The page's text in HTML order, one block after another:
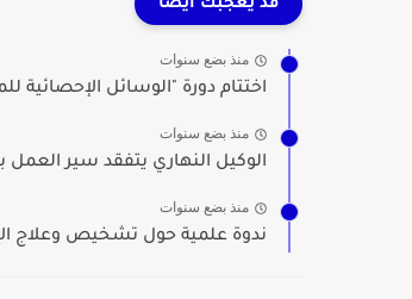
قد يعجبك ايضا
منذ بضع سنوات
اختتام دورة "الوسائل الإحصائية
منذ بضع سنوات
الوكيل النهاري يتفقد سير العمل
منذ بضع سنوات
ندوة علمية حول تشخيص وعلاج